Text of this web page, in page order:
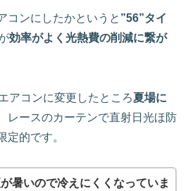
コンにしたかというと ”56”タイ
効率がよく光熱費の削減に繋が
アコンに変更したところ夏場に
レースのカーテンで直射日光ほ防
定的です。
暑いので冷えにくくなっていま